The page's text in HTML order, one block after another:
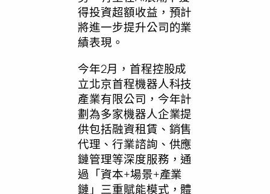
得投資超額收益，預計
將進一步提升公司的業
績表現。
今年2月，首程控股成
立北京首程機器人科技
產業有限公司，今年計
劃為多家機器人企業提
供包括融資租賃、銷售
代理、行業諮詢、供應
鏈管理等深度服務，通
過 「資本+場景+產業
鏈 」 三重賦能模式，體